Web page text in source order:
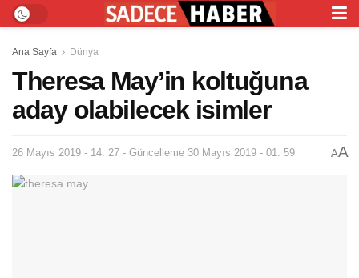
Ana Sayfa Dünya
Theresa May’in koltuğuna
aday olabilecek isimler
26 Mayıs 2019 - 14: 27 - Güncelleme 30 Mayıs 2019 - 01: 59 AA